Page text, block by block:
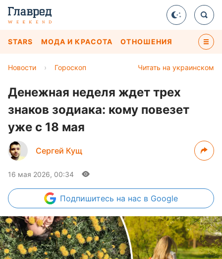
STARS МОДА И КРАСОТА ОТНОШЕНИЯ
Читать на украинском
Новости › Гороскоп
Денежная неделя ждет трех
знаков зодиака: кому повезет
уже с 18 мая
Сергей Кущ
16 мая 2026, 00:34
Подпишитесь на нас в Google